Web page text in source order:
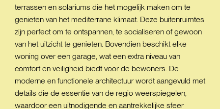
terrassen en solariums die het mogelijk maken om te
genieten van het mediterrane klimaat. Deze buitenruimtes
zijn perfect om te ontspannen, te socialiseren of gewoon
van het uitzicht te genieten. Bovendien beschikt elke
woning over een garage, wat een extra niveau van
comfort en veiligheid biedt voor de bewoners. De
moderne en functionele architectuur wordt aangevuld met
details die de essentie van de regio weerspiegelen,
waardoor een uitnodigende en aantrekkelijke sfeer